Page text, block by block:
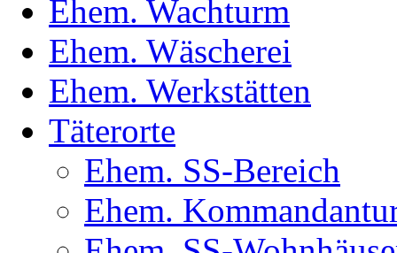
Ehem. Wachturm
Ehem. Wäscherei
Ehem. Werkstätten
Täterorte
Ehem. SS-Bereich
Ehem.